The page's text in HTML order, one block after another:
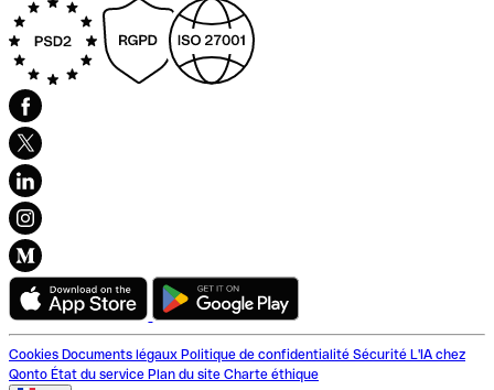
Cookies Documents légaux Politique de confidentialité Sécurité L'IA chez
Qonto État du service Plan du site Charte éthique